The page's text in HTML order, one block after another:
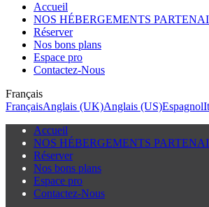
Accueil
NOS HÉBERGEMENTS
Réserver
Nos bons plans
Espace pro
Contactez-Nous
Français
FrançaisAnglais (UK)Anglais (US)Espagnol
Accueil
NOS HÉBERGEMENTS
Réserver
Nos bons plans
Espace pro
Contactez-Nous